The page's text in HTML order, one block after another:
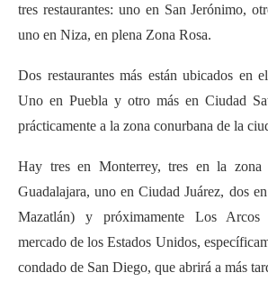
tres restaurantes: uno en San Jerónimo,
uno en Niza, en plena Zona Rosa.
Dos restaurantes más están ubicados en
Uno en Puebla y otro más en Ciudad
prácticamente a la zona conurbana de la
Hay tres en Monterrey, tres en la zona
Guadalajara, uno en Ciudad Juárez, dos
Mazatlán) y próximamente Los
mercado de los Estados Unidos,
condado de San Diego, que abrirá a más